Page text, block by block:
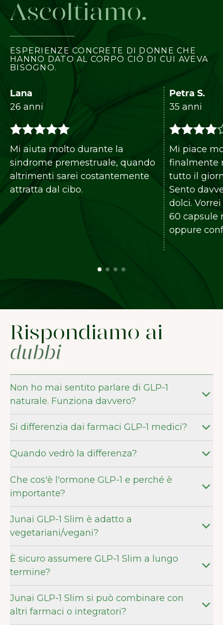
Ascoltiamo.
ESPERIENZE CONCRETE DI DONNE CHE
HANNO DATO AL CORPO CIÒ DI CUI AVEVA
BISOGNO.
molto durante la
premestruale, quando
sarei costantemente
dal cibo.
Petra S.
Mi piace molto
finalmente non
tutto il giorno a
Sento davvero
dolci. Vorrei che ci
60 capsule nella
oppure confezioni
Rispondiamo ai
dubbi
Non ho mai sentito parlare di GLP-1
naturale. Funziona davvero?
Si differenzia dai farmaci GLP-1 medici?
Quando vedrò la differenza?
Che cos'è l'ormone GLP-1 e perché è
importante?
Junai GLP-1 Slim è adatto a
vegetariani/vegani?
È sicuro assumere GLP-1 Slim a lungo
termine?
Junai GLP-1 Slim si può combinare con
altri farmaci o integratori?